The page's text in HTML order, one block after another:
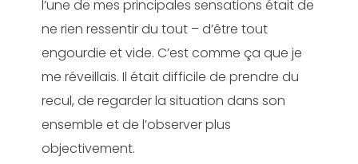
l’une de mes principales sensations était de
ne rien ressentir du tout – d’être tout
engourdie et vide. C’est comme ça que je
me réveillais. Il était difficile de prendre du
recul, de regarder la situation dans son
ensemble et de l’observer plus
objectivement.